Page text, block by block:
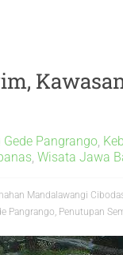
Gede Pangrango,
, Wisata Jawa
Mandalawangi
Pangrango, Penutupan